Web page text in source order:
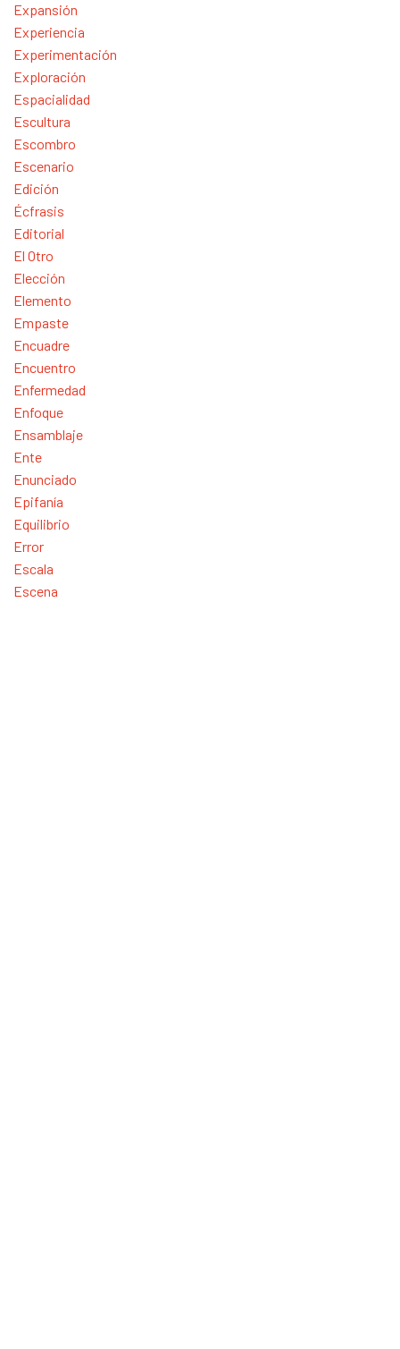
Expansión
Experiencia
Experimentación
Exploración
Espacialidad
Escultura
Escombro
Escenario
Edición
Écfrasis
Editorial
El Otro
Elección
Elemento
Empaste
Encuadre
Encuentro
Enfermedad
Enfoque
Ensamblaje
Ente
Enunciado
Epifanía
Equilibrio
Error
Escala
Escena